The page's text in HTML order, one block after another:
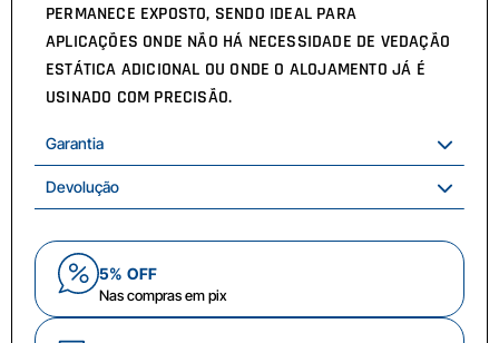
PERMANECE EXPOSTO, SENDO IDEAL PARA
APLICAÇÕES ONDE NÃO HÁ NECESSIDADE DE VEDAÇÃO
ESTÁTICA ADICIONAL OU ONDE O ALOJAMENTO JÁ É
USINADO COM PRECISÃO.
Garantia
Devolução
5% OFF
Nas compras em pix